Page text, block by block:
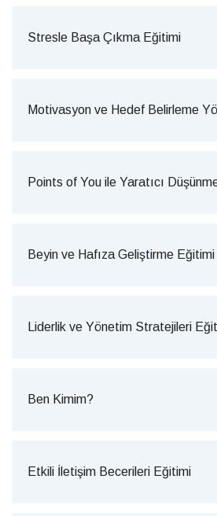
Stresle Başa Çıkma Eğitimi
Motivasyon ve Hedef Belirleme
Points of You ile Yaratıcı
Beyin ve Hafıza Geliştirme Eğitimi
Liderlik ve Yönetim Stratejileri
Ben Kimim?
Etkili İletişim Becerileri Eğitimi